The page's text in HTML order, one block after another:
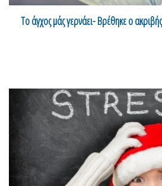
Το άγχος μάς γερνάει- Βρέθηκε ο